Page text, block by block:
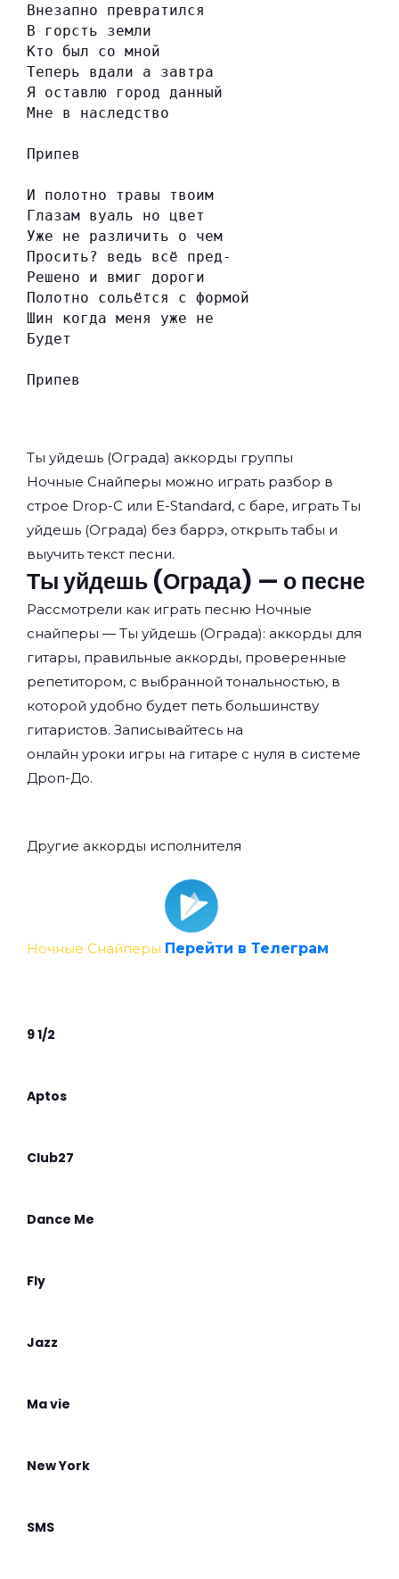
Внезапно превратился
В горсть земли
Кто был со мной
Теперь вдали а завтра
Я оставлю город данный
Мне в наследство
Припев
И полотно травы твоим
Глазам вуаль но цвет
Уже не различить о чем
Просить? ведь всё пред-
Решено и вмиг дороги
Полотно сольётся с формой
Шин когда меня уже не
Будет
Припев
Ты уйдешь (Ограда) аккорды группы
Ночные Снайперы можно играть разбор в
строе Drop-C или E-Standard, с баре, играть Ты
уйдешь (Ограда) без баррэ, открыть табы и
выучить текст песни.
Ты уйдешь (Ограда) — о песне
Рассмотрели как играть песню Ночные
снайперы — Ты уйдешь (Ограда): аккорды для
гитары, правильные аккорды, проверенные
репетитором, с выбранной тональностью, в
которой удобно будет петь большинству
гитаристов. Записывайтесь на
онлайн уроки игры на гитаре с нуля в системе
Дроп-До.
Другие аккорды исполнителя
Ночные Снайперы Перейти в Телеграм
9 1/2
Aptos
Club27
Dance Me
Fly
Jazz
Ma vie
New York
SMS